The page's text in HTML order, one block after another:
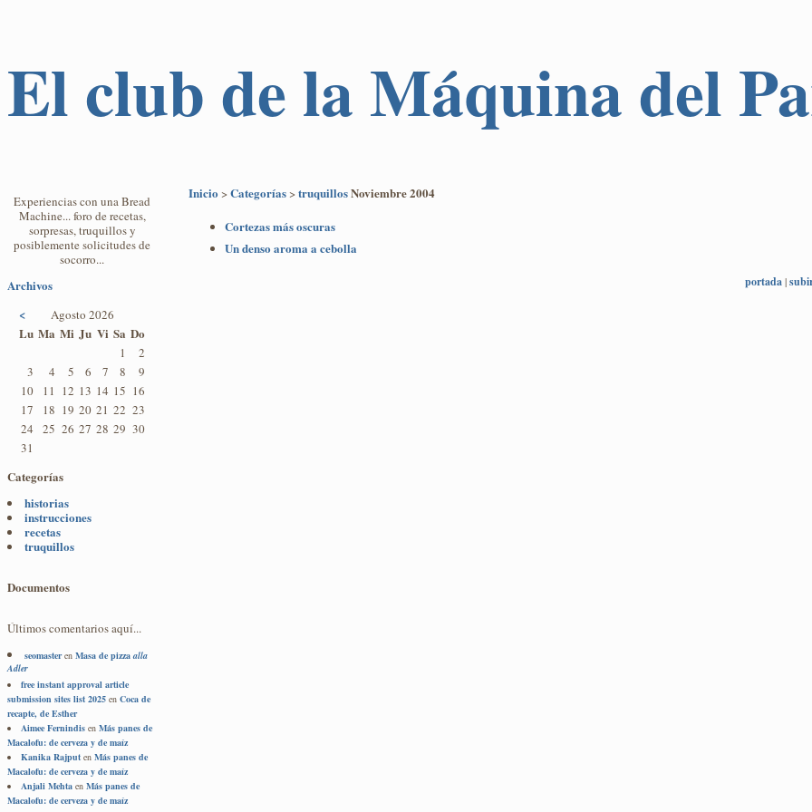
El club de la Máquina del
Experiencias con una Bread
Machine... foro de recetas,
sorpresas, truquillos y
posiblemente solicitudes de
socorro...
Archivos
<
Agosto 2026
Lu Ma Mi Ju Vi Sa Do
1
2
3
4 5 6 7 8
9
10
11 12 13 14 15 16
17
18 19 20 21 22 23
24
25 26 27 28 29 30
31
Categorías
historias
instrucciones
recetas
truquillos
Documentos
Últimos comentarios aquí...
seomasteren Masa de pizzaalla
Adler
free instant approval article
submission sites list 2025 en Coca de
recapte, de Esther
Aimee Fernindis en Más panes de
Macalofu: de cerveza y de maíz
Kanika Rajput en Más panes de
Macalofu: de cerveza y de maíz
Anjali Mehta en Más panes de
Macalofu: de cerveza y de maíz
Inicio >Categorías>truquillosNoviembre 2004
Cortezas más oscuras
Un denso aroma a cebolla
portada|